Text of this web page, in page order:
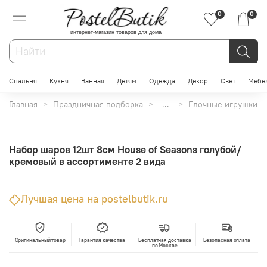
интернет-магазин товаров для дома
0 0
Спальня Кухня Ванная Детям Одежда Декор Свет
Главная Праздничная подборка ... Елочные игрушки
Набор шаров 12шт 8см House of Seasons голубой/
кремовый в ассортименте 2 вида
Лучшая цена на postelbutik.ru
Оригинальный товар Гарантия качества
Бесплатная доставка
по Москве
Безопасная оплата